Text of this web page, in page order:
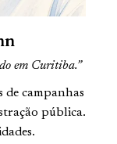
em Curitiba.”
de campanhas
pública.